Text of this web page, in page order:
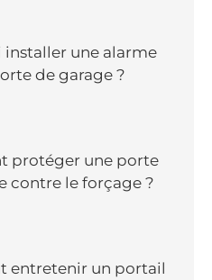
installer une alarme
de garage ?
protéger une porte
contre le forçage ?
entretenir un portail